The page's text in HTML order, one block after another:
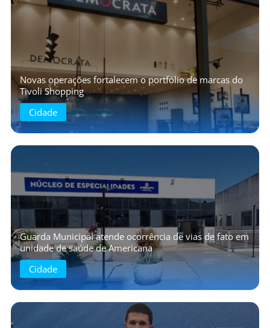
Novas operações fortalecem o portfólio de marcas do
Tivoli Shopping
Cidade
Guarda Municipal atende ocorrência de vias de fato em
unidade de saúde de Americana
Cidade